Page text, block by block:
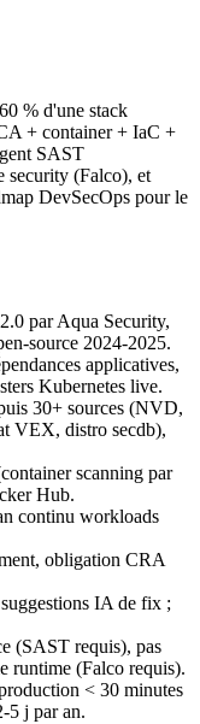
% d'une stack
+ container + IaC +
SAST
(Falco), et
DevSecOps pour le
par Aqua Security,
source 2024-2025.
applicatives,
Kubernetes live.
30+ sources (NVD,
VEX, distro secdb),
scanning par
Hub.
continu workloads
obligation CRA
IA de fix ;
(SAST requis), pas
runtime (Falco requis).
< 30 minutes
5 j par an.